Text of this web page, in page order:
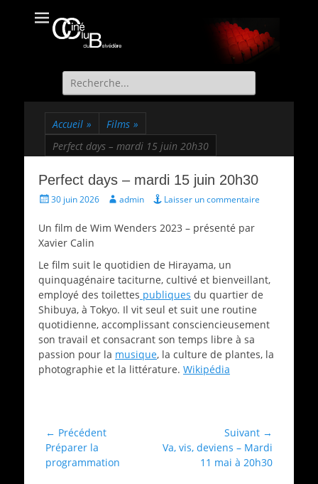
Ciné Club du
Belvédère
Site officiel du Ciné Club de St Martin d'Uriage
Recherche
de:
Accueil » Films »
Perfect days – mardi 15 juin 20h30
Perfect days – mardi 15 juin 20h30
Écrit30 juin 2026 Auteur
admin Laisser un commentaire
Un film de Wim Wenders 2023 – présenté par
Xavier Calin
Le film suit le quotidien de Hirayama, un
quinquagénaire taciturne, cultivé et bienveillant,
employé des toilettes publiques du quartier de
Shibuya, à Tokyo. Il vit seul et suit une routine
quotidienne, accomplissant consciencieusement
son travail et consacrant son temps libre à sa
passion pour la musique, la culture de plantes, la
photographie et la littérature. Wikipédia
Navigation
de
l’article
← Précédent
Article
précédent :
Préparer la
programmation
Suivant →
Article
Va, vis, deviens – Mardi
11 mai à 20h30